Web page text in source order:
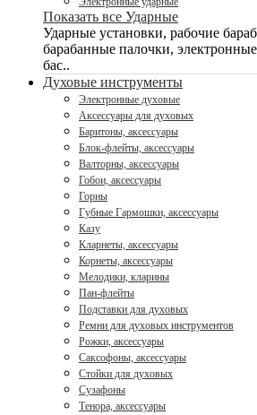
Показать все Ударные
Ударные установки, рабочие
барабанные палочки,
бас..
Духовые инструменты
Электронные духовые
Аксессуары для духовых
Баритоны, аксессуары
Блок-флейты, аксессуары
Валторны, аксессуары
Гобои, аксессуары
Горны
Губные Гармошки, аксессуары
Казу
Кларнеты, аксессуары
Корнеты, аксессуары
Мелодики, кларины
Пан-флейты
Подставки для духовых
Ремни для духовых инструментов
Рожки, аксессуары
Саксофоны, аксессуары
Стойки для духовых
Сузафоны
Тенора, аксессуары